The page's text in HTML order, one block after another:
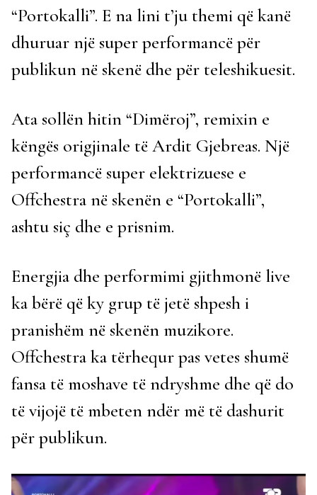
“Portokalli”. E na lini t’ju themi që kanë
dhuruar një super performancë për
publikun në skenë dhe për teleshikuesit.
Ata sollën hitin “Dimëroj”, remixin e
këngës origjinale të Ardit Gjebreas. Një
performancë super elektrizuese e
Offchestra në skenën e “Portokalli”,
ashtu siç dhe e prisnim.
Energjia dhe performimi gjithmonë live
ka bërë që ky grup të jetë shpesh i
pranishëm në skenën muzikore.
Offchestra ka tërhequr pas vetes shumë
fansa të moshave të ndryshme dhe që do
të vijojë të mbeten ndër më të dashurit
për publikun.